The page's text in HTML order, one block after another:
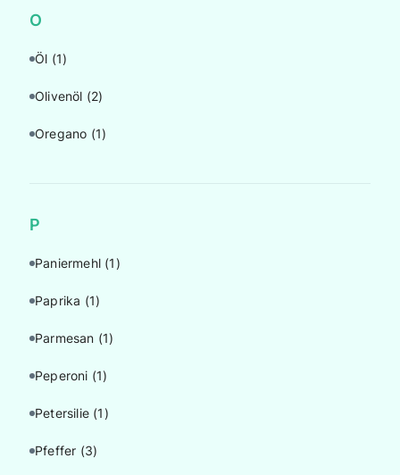
O
Öl (1)
Olivenöl (2)
Oregano (1)
P
Paniermehl (1)
Paprika (1)
Parmesan (1)
Peperoni (1)
Petersilie (1)
Pfeffer (3)